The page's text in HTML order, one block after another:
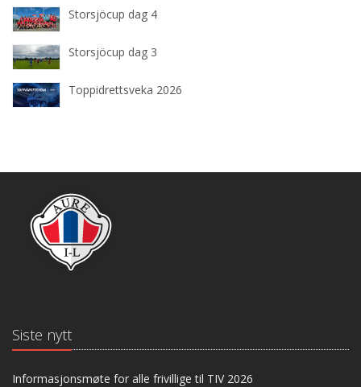
Storsjöcup dag 4
Storsjöcup dag 3
Toppidrettsveka 2026
Siste nytt
Informasjonsmøte for alle frivillige til TIV 2026